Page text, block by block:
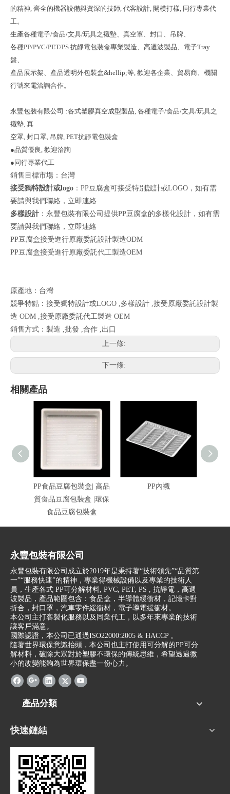
的精神, 齊全的機器設備與資深的技師, 代客設計, 開模打樣, 同行專業代
工。
生產各種電子/食品/文具/玩具之襯墊、真空罩、封口、吊牌、
各種PP/PVC/PET/PS 抗靜電包裝盒專業製造、高週波製品、電子Tray
盤、
產品展示架、產品透明外包裝盒&hellip;等, 歡迎各企業、貿易商、機關
行號來電洽詢合作。
永豐包裝有限公司 :各式塑膠真空成型製品, 各種電子/食品/文具/玩具之
襯墊, 真
空罩, 封口罩, 吊牌, PET抗靜電包裝盒
●品質優良, 歡迎洽詢
●同行專業代工
銷售目標市場：台灣
接受獨特設計或logo ：PP豆腐盒可接受特別設計或LOGO，如有需
要請與我們聯絡， 立即連絡
多樣設計 ：永豐包裝有限公司提供PP豆腐盒的多樣化設計，如有需
要請與我們聯絡， 立即連絡
PP豆腐盒接受進行原廠委託設計製造ODM
PP豆腐盒接受進行原廠委託代工製造OEM
原產地：台灣
競爭特點：接受獨特設計或LOGO ,多樣設計 ,接受原廠委託設計製
造 ODM ,接受原廠委託代工製造 OEM
銷售方式：製造 ,批發 ,合作 ,出口
上一條:
下一條:
相關產品
PP食品豆腐包裝盒| 高品
質食品豆腐包裝盒 |環保
食品豆腐包裝盒
PP內襯
永豐包裝有限公司
永豐包裝有限公司成立於2019年是秉持著“技術領先”“品質第
一”“服務快速”的精神，專業得機械設備以及專業的技術人
員，生產各式 PP可分解材料, PVC, PET, PS , 抗靜電，高週
波製品，產品範圍包含：食品盒，半導體緩衝材，記憶卡對
折合，封口罩，汽車零件緩衝材，電子導電緩衝材。
本公司主打客製化服務以及同業代工，以多年來專業的技術
讓客戶滿意。
國際認證，本公司已通過ISO22000:2005 & HACCP 。
隨著世界環保意識抬頭，本公司也主打使用可分解的PP可分
解材料，破除大眾對於塑膠不環保的傳統思維，希望透過微
小的改變能夠為世界環保盡一份心力。
產品分類
快速鏈結